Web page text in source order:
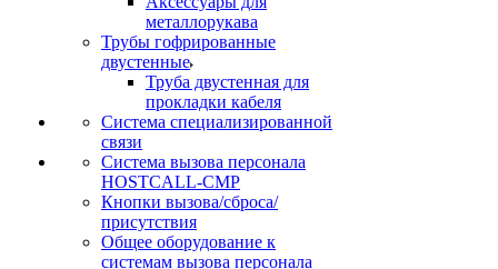
металлорукава
Трубы гофрированные
двустенные
Труба двустенная для
прокладки кабеля
Система специализированной
связи
Cистема вызова персонала
HOSTCALL-CMP
Кнопки вызова/сброса/
присутствия
Общее оборудование к
системам вызова персонала